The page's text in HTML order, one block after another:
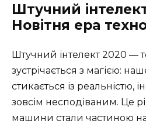
Штучний
Новітня ера
Штучний інтелект 2020 —
зустрічається з магією:
стикається із реальністю,
зовсім несподіваним. Це
машини стали частиною